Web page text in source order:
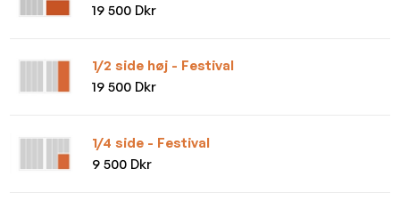
19 500 Dkr
1/2 side høj - Festival
19 500 Dkr
1/4 side - Festival
9 500 Dkr